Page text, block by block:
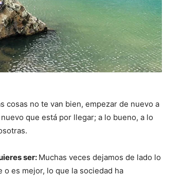
cosas no te van bien, empezar de nuevo a
que está por llegar; a lo bueno, a lo
ser: Muchas veces dejamos de lado lo
es mejor, lo que la sociedad ha